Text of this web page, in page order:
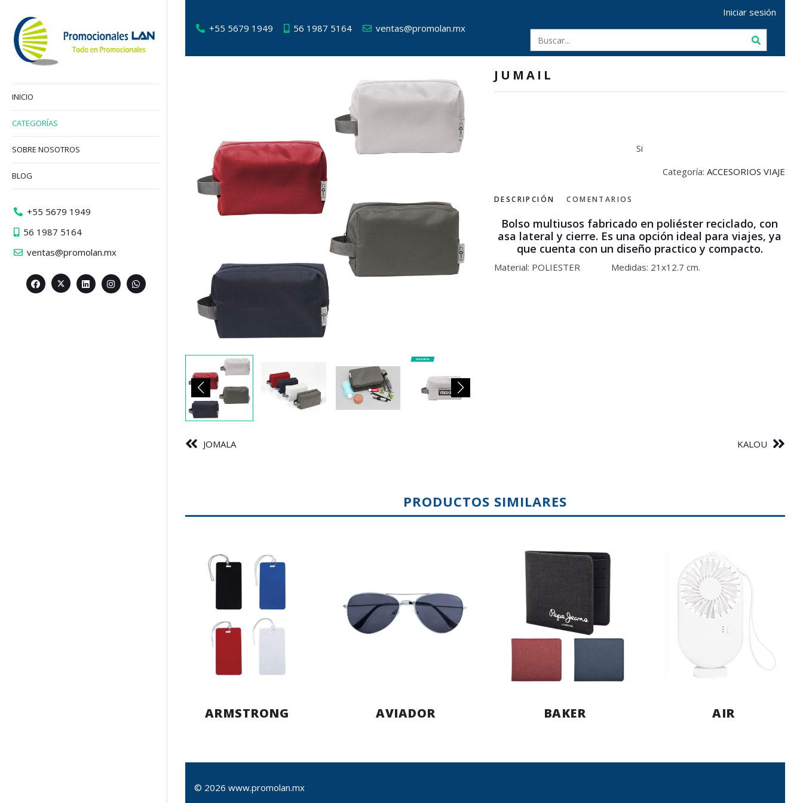
+55 5679 1949 56 1987 5164 ventas@promolan.mx
Iniciar sesión
JUMAIL
Si
Categoría: ACCESORIOS VIAJE
DESCRIPCIÓN COMENTARIOS
Bolso multiusos fabricado en poliéster reciclado, con
asa lateral y cierre. Es una opción ideal para viajes, ya
que cuenta con un diseño practico y compacto.
Material: POLIESTER Medidas: 21x12.7 cm.
JOMALA KALOU
PRODUCTOS SIMILARES
ARMSTRONG AVIADOR BAKER AIR
© 2026 www.promolan.mx
INICIO
CATEGORÍAS
SOBRE NOSOTROS
BLOG
+55 5679 1949
56 1987 5164
ventas@promolan.mx